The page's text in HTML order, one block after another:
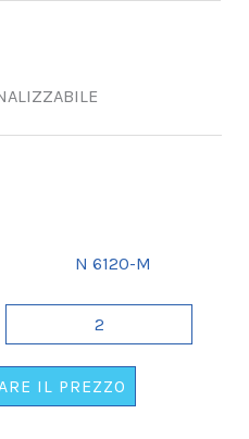
N 6120-M
COCCARDA
NASCITA
IL PREZZO